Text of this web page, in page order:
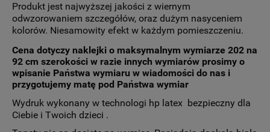
Produkt jest najwyższej jakości z wiernym
odwzorowaniem szczegółów, oraz dużym nasyceniem
kolorów. Niesamowity efekt w każdym pomieszczeniu.
Cena dotyczy naklejki o maksymalnym wymiarze 202 na
92 cm szerokości w razie innych wymiarów prosimy o
wpisanie Państwa wymiaru w wiadomości do nas i
przygotujemy matę pod Państwa wymiar
Wydruk wykonany w technologi hp latex bezpieczny dla
Ciebie i Twoich dzieci .